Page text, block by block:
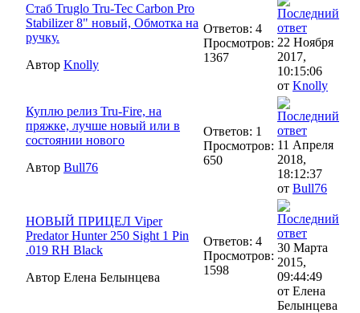
Стаб Truglo Tru-Tec Carbon Pro
Stabilizer 8" новый, Обмотка на
ручку.
Автор Knolly
Ответов: 4
Просмотров:
1367
22 Ноября
2017,
10:15:06
от Knolly
Куплю релиз Tru-Fire, на
пряжке, лучше новый или в
состоянии нового
Автор Bull76
Ответов: 1
Просмотров:
650
11 Апреля
2018,
18:12:37
от Bull76
НОВЫЙ ПРИЦЕЛ Viper
Predator Hunter 250 Sight 1 Pin
.019 RH Black
Автор Елена Белынцева
Ответов: 4
Просмотров:
1598
30 Марта
2015,
09:44:49
от Елена
Белынцева